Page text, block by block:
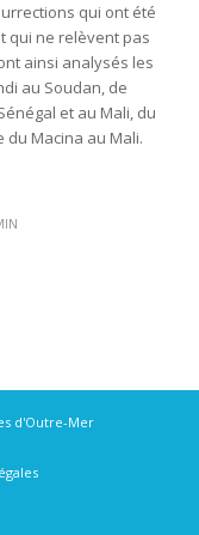
qui ont été
qui ne relèvent pas
ainsi analysés les
au Soudan, de
et au Mali, du
du Macina au Mali.
d'Outre-Mer